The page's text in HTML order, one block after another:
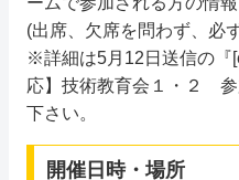
(出席、欠席を問わず、必
※詳細は5月12日送信の『
応】技術教育会１・２
下さい。
開催日時・場所